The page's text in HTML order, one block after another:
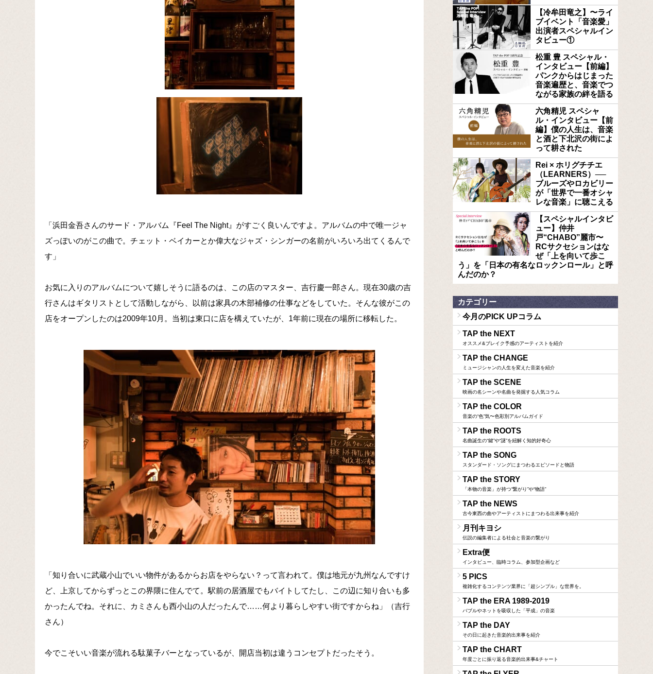
「浜田金吾さんのサード・アルバム『Feel The Night』がすごく良いんですよ。アルバムの中で唯一ジャ
ズっぽいのがこの曲で。チェット・ベイカーとか偉大なジャズ・シンガーの名前がいろいろ出てくるんで
す」
お気に入りのアルバムについて嬉しそうに語るのは、この店のマスター、吉行慶一郎さん。現在30歳の吉
行さんはギタリストとして活動しながら、以前は家具の木部補修の仕事などをしていた。そんな彼がこの
店をオープンしたのは2009年10月。当初は東口に店を構えていたが、1年前に現在の場所に移転した。
「知り合いに武蔵小山でいい物件があるからお店をやらない？って言われて。僕は地元が九州なんですけ
ど、上京してからずっとこの界隈に住んでて。駅前の居酒屋でもバイトしてたし、この辺に知り合いも多
かったんでね。それに、カミさんも西小山の人だったんで……何より暮らしやすい街ですからね」（吉行
さん）
今でこそいい音楽が流れる駄菓子バーとなっているが、開店当初は違うコンセプトだったそう。
【冷牟田竜之】〜ライ
ブイベント「音楽愛」
出演者スペシャルイン
タビュー①
松重 豊 スペシャル・
インタビュー【前編】
パンクからはじまった
音楽遍歴と、音楽でつ
ながる家族の絆を語る
六角精児 スペシャ
ル・インタビュー【前
編】僕の人生は、音楽
と酒と下北沢の街によ
って耕された
Rei × ホリグチチエ
（LEARNERS）──
ブルーズやロカビリー
が「世界で一番オシャ
レな音楽」に聴こえる
【スペシャルインタビ
ュー】仲井
戸“CHABO”麗市〜
RCサクセションはな
ぜ「上を向いて歩こ
う」を「日本の有名なロックンロール」と呼
んだのか？
カテゴリー
今月のPICK UPコラム
TAP the NEXT
オススメ&ブレイク予感のアーティストを紹介
TAP the CHANGE
ミュージシャンの人生を変えた音楽を紹介
TAP the SCENE
映画の名シーンや名曲を発掘する人気コラム
TAP the COLOR
音楽の“色”気〜色彩別アルバムガイド
TAP the ROOTS
名曲誕生の“鍵”や“謎”を紐解く知的好奇心
TAP the SONG
スタンダード・ソングにまつわるエピソードと物語
TAP the STORY
「本物の音楽」が持つ“繋がり”や“物語”
TAP the NEWS
古今東西の曲やアーティストにまつわる出来事を紹介
月刊キヨシ
伝説の編集者による社会と音楽の繋がり
Extra便
インタビュー、臨時コラム、参加型企画など
5 PICS
複雑化するコンテンツ業界に「超シンプル」な世界を。
TAP the ERA 1989-2019
バブルやネットを吸収した「平成」の音楽
TAP the DAY
その日に起きた音楽的出来事を紹介
TAP the CHART
年度ごとに振り返る音楽的出来事&チャート